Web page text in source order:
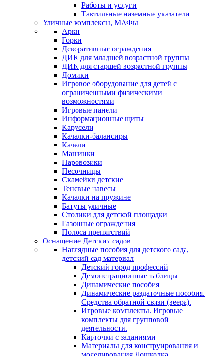
Работы и услуги
Тактильные наземные указатели
Уличные комплексы, МАФы
Арки
Горки
Декоративные ограждения
ДИК для младшей возрастной группы
ДИК для старшей возрастной группы
Домики
Игровое оборудование для детей с
ограниченными физическими
возможностями
Игровые панели
Информационные щиты
Карусели
Качалки-балансиры
Качели
Машинки
Паровозики
Песочницы
Скамейки детские
Теневые навесы
Качалки на пружине
Батуты уличные
Столики для детской площадки
Газонные ограждения
Полоса препятствий
Оснащение Детских садов
Наглядные пособия для детского сада,
детский сад материал
Детский город профессий
Демонстрационные таблицы
Динамические пособия
Динамические раздаточные пособия.
Средства обратной связи (веера).
Игровые комплекты. Игровые
комплекты для групповой
деятельности.
Карточки с заданиями
Материалы для конструирования и